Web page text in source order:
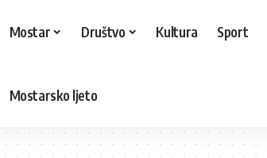
Mostar Društvo Kultura Sport
Mostarsko ljeto